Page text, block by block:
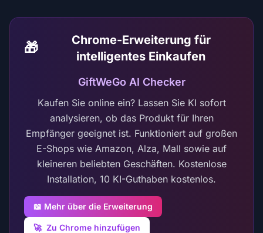
🎁
Chrome-Erweiterung für
intelligentes Einkaufen
GiftWeGo AI Checker
Kaufen Sie online ein? Lassen Sie KI sofort
analysieren, ob das Produkt für Ihren
Empfänger geeignet ist. Funktioniert auf großen
E-Shops wie Amazon, Alza, Mall sowie auf
kleineren beliebten Geschäften. Kostenlose
Installation, 10 KI-Guthaben kostenlos.
📖 Mehr über die Erweiterung
🚀 Zu Chrome hinzufügen